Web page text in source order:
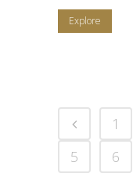
Explore
1
5
6